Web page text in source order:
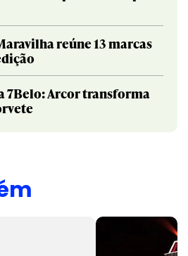
reúne 13 marcas
7Belo: Arcor transforma